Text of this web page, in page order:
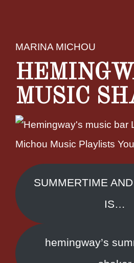
MARINA MICHOU
MUSIC
SUMMERTIME
IS…
hemingway’s